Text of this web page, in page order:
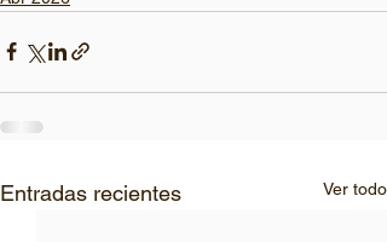
Entradas recientes Ver todo